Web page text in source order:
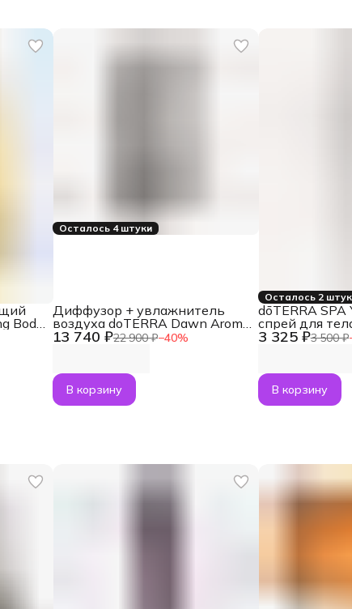
Body
Осталось 4 штуки
13 740 ₽22 900 ₽−40%
Диффузор + увлажнитель
воздуха doTERRA Dawn Aroma
Humidifier для эфирных масел
В корзину
Осталось 2
3 325 ₽3 500 ₽
dōTERRA
спрей для
Mist, 125 мл
В корзину